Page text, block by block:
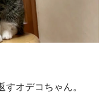
オデコちゃん。